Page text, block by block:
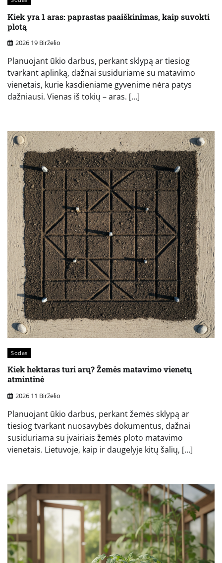
Kiek yra 1 aras: paprastas paaiškinimas, kaip suvokti
plotą
2026 19 Birželio
Planuojant ūkio darbus, perkant sklypą ar tiesiog
tvarkant aplinką, dažnai susiduriame su matavimo
vienetais, kurie kasdieniame gyvenime nėra patys
dažniausi. Vienas iš tokių – aras. […]
Sodas
Kiek hektaras turi arų? Žemės matavimo vienetų
atmintinė
2026 11 Birželio
Planuojant ūkio darbus, perkant žemės sklypą ar
tiesiog tvarkant nuosavybės dokumentus, dažnai
susiduriama su įvairiais žemės ploto matavimo
vienetais. Lietuvoje, kaip ir daugelyje kitų šalių, […]